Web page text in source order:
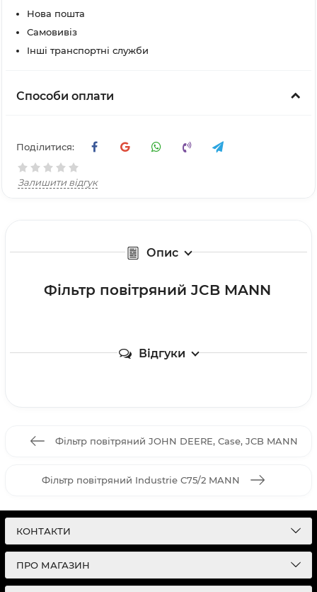
Нова пошта
Самовивіз
Інші транспортні служби
Способи оплати
Поділитися:
Залишити відгук
Опис
Фільтр повітряний JCB MANN
Відгуки
Фільтр повітряний JOHN DEERE, Case, JCB MANN
Фільтр повітряний Industrie C75/2 MANN
КОНТАКТИ
ПРО МАГАЗИН